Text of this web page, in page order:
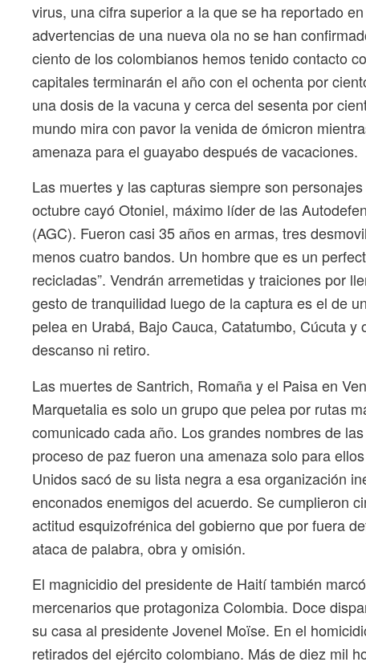
virus, una cifra superior a la que se ha reportado
advertencias de una nueva ola no se han
ciento de los colombianos hemos tenido contacto
capitales terminarán el año con el ochenta por
una dosis de la vacuna y cerca del sesenta por
mundo mira con pavor la venida de ómicron
amenaza para el guayabo después de vacaciones.
Las muertes y las capturas siempre son
octubre cayó Otoniel, máximo líder de las
(AGC). Fueron casi 35 años en armas, tres
menos cuatro bandos. Un hombre que es un
recicladas”. Vendrán arremetidas y traiciones por
gesto de tranquilidad luego de la captura es el de
pelea en Urabá, Bajo Cauca, Catatumbo, Cúcuta y
descanso ni retiro.
Las muertes de Santrich, Romaña y el Paisa en
Marquetalia es solo un grupo que pelea por rutas
comunicado cada año. Los grandes nombres de
proceso de paz fueron una amenaza solo para
Unidos sacó de su lista negra a esa organización
enconados enemigos del acuerdo. Se cumplieron
actitud esquizofrénica del gobierno que por fuera
ataca de palabra, obra y omisión.
El magnicidio del presidente de Haití también
mercenarios que protagoniza Colombia. Doce
su casa al presidente Jovenel Moïse. En el
retirados del ejército colombiano. Más de diez mil